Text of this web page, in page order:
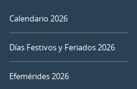
Calendario 2026
Días Festivos y Feriados 2026
Efemérides 2026